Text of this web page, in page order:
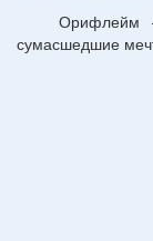
Орифлейм
сумасшедшие